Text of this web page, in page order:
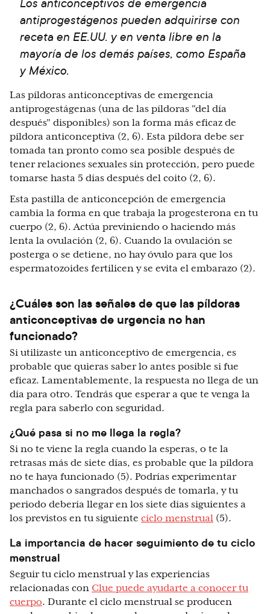
antiprogestágenos pueden adquirirse con
receta en EE.UU. y en venta libre en la
mayoría de los demás países, como España
y México.
Las píldoras anticonceptivas de emergencia
antiprogestágenas (una de las píldoras "del día
después" disponibles) son la forma más eficaz de
píldora anticonceptiva (2, 6). Esta píldora debe ser
tomada tan pronto como sea posible después de
tener relaciones sexuales sin protección, pero puede
tomarse hasta 5 días después del coito (2, 6).
Esta pastilla de anticoncepción de emergencia
cambia la forma en que trabaja la progesterona en tu
cuerpo (2, 6). Actúa previniendo o haciendo más
lenta la ovulación (2, 6). Cuando la ovulación se
posterga o se detiene, no hay óvulo para que los
espermatozoides fertilicen y se evita el embarazo (2).
¿Cuáles son las señales de que las píldoras
anticonceptivas de urgencia no han
funcionado?
Si utilizaste un anticonceptivo de emergencia, es
probable que quieras saber lo antes posible si fue
eficaz. Lamentablemente, la respuesta no llega de un
día para otro. Tendrás que esperar a que te venga la
regla para saberlo con seguridad.
¿Qué pasa si no me llega la regla?
Si no te viene la regla cuando la esperas, o te la
retrasas más de siete días, es probable que la píldora
no te haya funcionado (5). Podrías experimentar
manchados o sangrados después de tomarla, y tu
periodo debería llegar en los siete días siguientes a
los previstos en tu siguiente ciclo menstrual (5).
La importancia de hacer seguimiento de tu ciclo
menstrual
Seguir tu ciclo menstrual y las experiencias
relacionadas con Clue puede ayudarte a conocer tu
cuerpo. Durante el ciclo menstrual se producen